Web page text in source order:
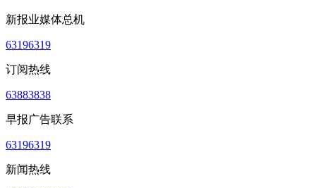
新报业媒体总机
63196319
订阅热线
63883838
早报广告联系
63196319
新闻热线